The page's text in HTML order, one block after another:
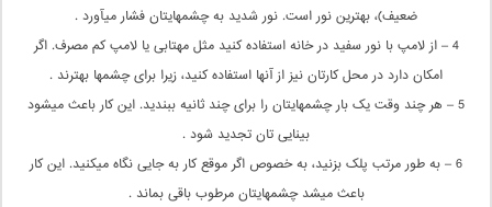
ضعیف)، بهترین نور است. نور شدید به چشم‏هایتان فشار می‏آورد .
4 – از لامپ با نور سفید در خانه‏ استفاده کنید مثل مهتابی یا لامپ کم مصرف. اگر
امکان دارد در محل کارتان نیز از آنها استفاده کنید، زیرا برای چشم‏ها بهترند .
5 – هر چند وقت یک بار چشم‏هایتان را برای چند ثانیه ببندید. این کار باعث می‏شود
بینایی ‏تان تجدید شود .
6 – به‏ طور مرتب پلک بزنید، به ‏خصوص اگر موقع کار به جایی نگاه می‏کنید. این کار
باعث می‏شد چشم‏هایتان مرطوب باقی بماند .